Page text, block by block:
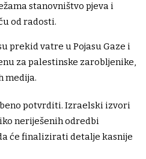
stanovništvo pjeva i
od radosti.
prekid vatre u Pojasu Gaze i
za palestinske zarobljenike,
medija.
potvrditi. Izraelski izvori
neriješenih odredbi
će finalizirati detalje kasnije